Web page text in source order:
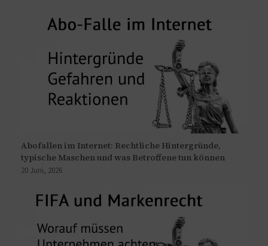
Abofallen im Internet: Rechtliche Hintergründe,
typische Maschen und was Betroffene tun können
20 Juni, 2026